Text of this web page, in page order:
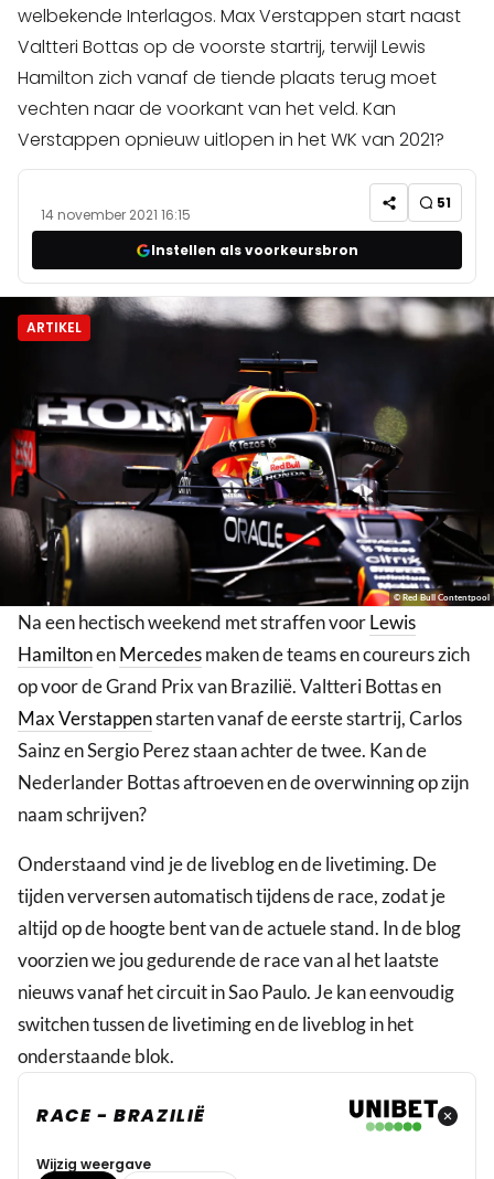
welbekende Interlagos. Max Verstappen start naast
Valtteri Bottas op de voorste startrij, terwijl Lewis
Hamilton zich vanaf de tiende plaats terug moet
vechten naar de voorkant van het veld. Kan
Verstappen opnieuw uitlopen in het WK van 2021?
14 november 2021 16:15
51
Instellen als voorkeursbron
ARTIKEL
© Red Bull Contentpool
Na een hectisch weekend met straffen voorLewis
HamiltonenMercedesmaken de teams en coureurs zich
op voor de Grand Prix van Brazilië. Valtteri Bottas en
Max Verstappenstarten vanaf de eerste startrij, Carlos
Sainz en Sergio Perez staan achter de twee. Kan de
Nederlander Bottas aftroeven en de overwinning op zijn
naam schrijven?
Onderstaand vind je de liveblog en de livetiming. De
tijden verversen automatisch tijdens de race, zodat je
altijd op de hoogte bent van de actuele stand. In de blog
voorzien we jou gedurende de race van al het laatste
nieuws vanaf het circuit in Sao Paulo. Je kan eenvoudig
switchen tussen de livetiming en de liveblog in het
onderstaande blok.
RACE - BRAZILIË
Wijzig weergave